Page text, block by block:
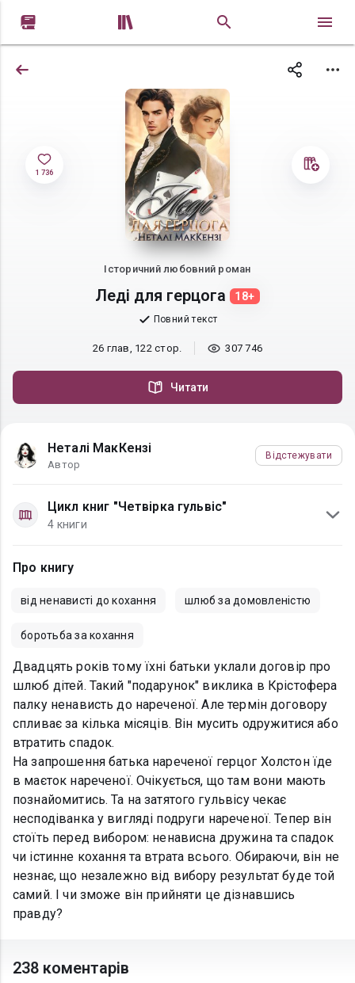
 
1 736
Історичний любовний роман
Леді для герцога 18+
Повний текст
26 глав, 122 стор. 307 746
Читати
Неталі МакКензі
Автор
Відстежувати
Цикл книг "Четвірка гульвіс"
4 книги
Про книгу
від ненависті до кохання шлюб за домовленістю
боротьба за кохання
Двадцять років тому їхні батьки уклали договір про
шлюб дітей. Такий "подарунок" виклика в Крістофера
палку ненависть до нареченої. Але термін договору
спливає за кілька місяців. Він мусить одружитися або
втратить спадок.
На запрошення батька нареченої герцог Холстон їде
в маєток нареченої. Очікується, що там вони мають
познайомитись. Та на затятого гульвісу чекає
несподіванка у вигляді подруги нареченої. Тепер він
стоїть перед вибором: ненависна дружина та спадок
чи істинне кохання та втрата всього. Обираючи, він не
незнає, що незалежно від вибору результат буде той
самий. І чи зможе він прийняти це дізнавшись
правду?
238 коментарів